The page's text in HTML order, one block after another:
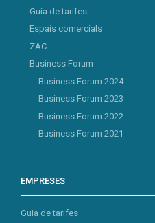
Guia de tarifes
Espais comercials
ZAC
Business Forum
Business Forum 2024
Business Forum 2023
Business Forum 2022
Business Forum 2021
EMPRESES
Guia de tarifes